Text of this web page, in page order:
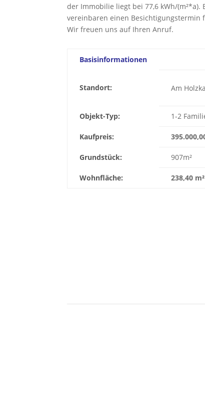
der Immobilie liegt bei 77,6 kWh/
vereinbaren einen Besichtigungstermin
Wir freuen uns auf Ihren Anruf.
Basisinformationen
Standort: Am
Objekt-Typ: 1-2
Kaufpreis:
Grundstück: 907m²
Wohnfläche: 238,40 m²